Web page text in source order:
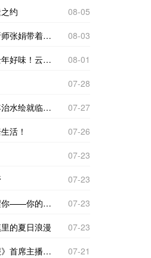
约
08-05
临沧到底多凉快？气象分析师张娟带着仪器来实测
08-03
生活新算法｜一季山珍到全年好味！云南临沧“树koko”里的致富经
08-01
07-28
湖畔听风，河畔拾光！十年治水绘就临翔“家门口的诗与远方”
07-27
活！
07-26
07-23
07-23
反季节看到云海，是在提醒你——你的“云”气不差，别着急。错季的相遇，往往是最好的运气！
07-23
的夏日浪漫
07-23
被凉到了！央视《天气预报》首席主播杨丹临沧之旅有惊喜
07-21